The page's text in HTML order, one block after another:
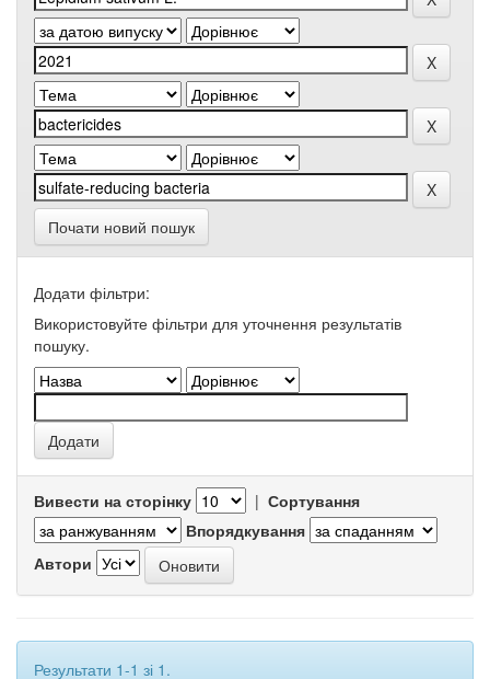
Почати новий пошук
Додати фільтри:
Використовуйте фільтри для уточнення результатів
пошуку.
Вивести на сторінку | Сортування
Впорядкування
Автори
Результати 1-1 зі 1.